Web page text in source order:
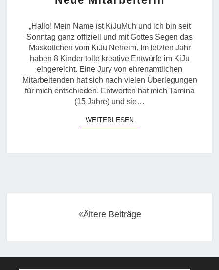
„Hallo! Mein Name ist KiJuMuh und ich bin seit
Sonntag ganz offiziell und mit Gottes Segen das
Maskottchen vom KiJu Neheim. Im letzten Jahr
haben 8 Kinder tolle kreative Entwürfe im KiJu
eingereicht. Eine Jury von ehrenamtlichen
Mitarbeitenden hat sich nach vielen Überlegungen
für mich entschieden. Entworfen hat mich Tamina
(15 Jahre) und sie…
WEITERLESENWEITERLESEN
Ältere Beiträge